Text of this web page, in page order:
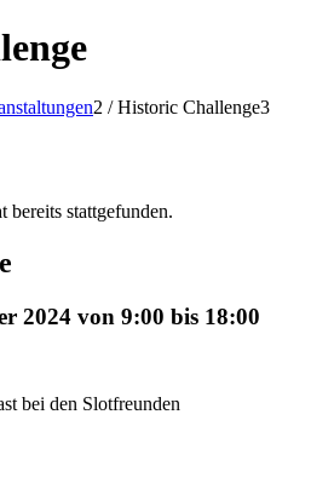
2 / Historic Challenge3
bereits stattgefunden.
2024 von 9:00 bis 18:00
bei den Slotfreunden